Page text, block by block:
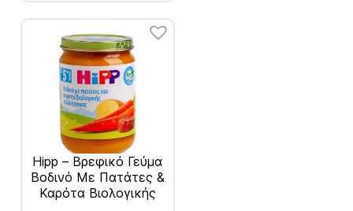
Hipp – Βρεφικό Γεύμα
Βοδινό Με Πατάτες &
Καρότα Βιολογικής